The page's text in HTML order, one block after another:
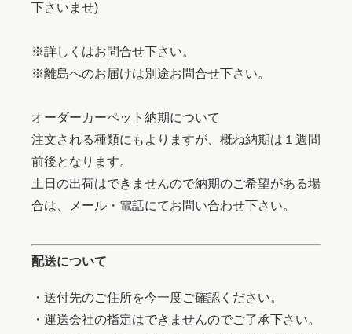
下さいませ)
※詳しくはお問合せ下さい。
※離島へのお届けは別途お問合せ下さい。
オーダーカーペット納期について
注文される種類にもよりますが、概ね納期は１週間
前後となります。
土日の出荷はできませんので納期のご希望がある場
合は、メール・電話にてお問い合わせ下さい。
配送について
・送付先のご住所を今一度ご確認ください。
・運送会社の指定はできませんのでご了承下さい。